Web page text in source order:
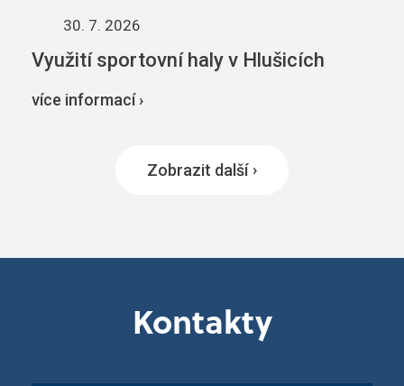
30. 7. 2026
Využití sportovní haly v Hlušicích
více informací ›
Zobrazit další
Kontakty